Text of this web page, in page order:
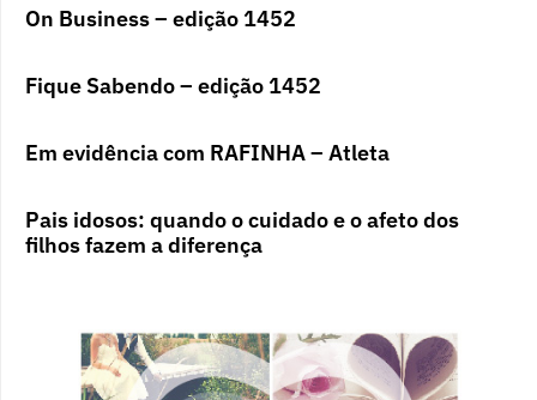
On Business – edição 1452
Fique Sabendo – edição 1452
Em evidência com RAFINHA – Atleta
Pais idosos: quando o cuidado e o afeto dos
filhos fazem a diferença